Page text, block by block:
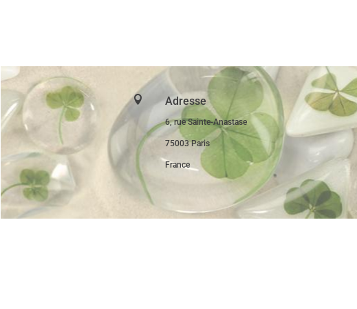
 Adresse
6, rue Sainte-Anastase
75003 Paris
France